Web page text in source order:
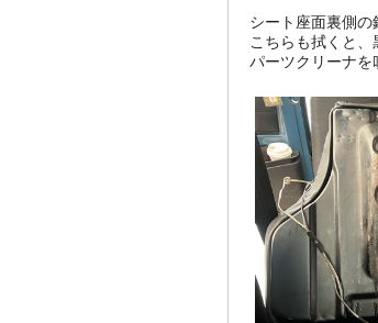
シート座面裏側の
こちらも拭くと、
パーツクリーナを